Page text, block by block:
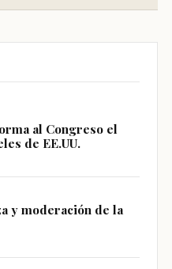
al Congreso el
de EE.UU.
y moderación de la